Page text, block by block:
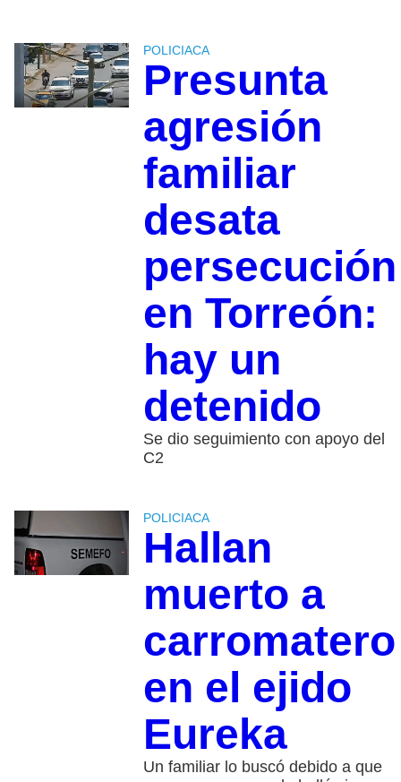
POLICIACA
Presunta
agresión
familiar
desata
persecución
en Torreón:
hay un
detenido
Se dio seguimiento con apoyo del
C2
POLICIACA
Hallan
muerto a
carromatero
en el ejido
Eureka
Un familiar lo buscó debido a que